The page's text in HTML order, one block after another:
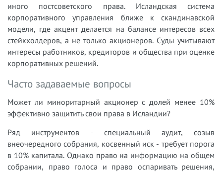
иного постсоветского права. Исландская система
корпоративного управления ближе к скандинавской
модели, где акцент делается на балансе интересов всех
стейкхолдеров, а не только акционеров. Суды учитывают
интересы работников, кредиторов и общества при оценке
корпоративных решений.
Часто задаваемые вопросы
Может ли миноритарный акционер с долей менее 10%
эффективно защитить свои права в Исландии?
Ряд инструментов - специальный аудит, созыв
внеочередного собрания, косвенный иск - требует порога
в 10% капитала. Однако право на информацию на общем
собрании, право голоса и право оспаривать решения,